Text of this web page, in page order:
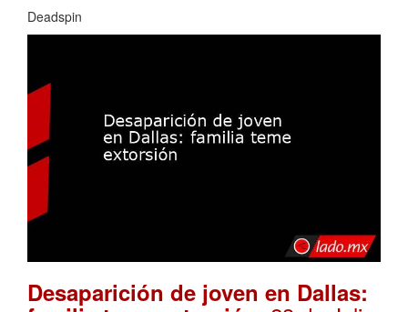
Deadspin
Desaparición de joven en Dallas: